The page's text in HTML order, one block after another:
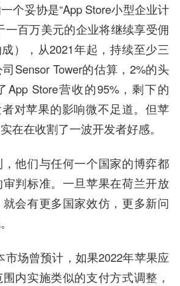
个妥协是“App Store小型企业计
一百万美元的企业将继续享受佣
），从2021年起，持续至少三
Sensor Tower的估算，2%的头
App Store营收的95%，剩下的
对苹果的影响微不足道。但苹
在在收割了一波开发者好感。
，他们与任何一个国家的博弈都
判标准。一旦苹果在荷兰开放
会有更多国家效仿，更多新问
市场曾预计，如果2022年苹果应
内实施类似的支付方式调整，